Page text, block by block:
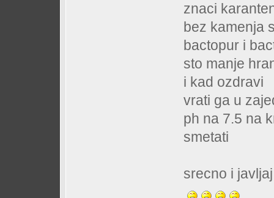
znaci
bez kamenja
bactopur i
sto manje
i kad ozdravi
vrati ga u
ph na 7.5 na
smetati
srecno i